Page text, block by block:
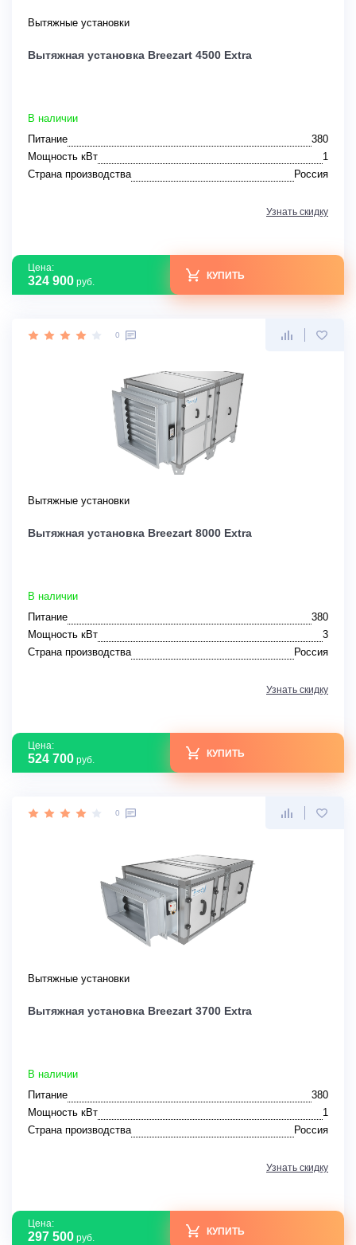
Вытяжные установки
Вытяжная установка Breezart 4500 Extra
В наличии
Питание
380
Мощность кВт
1
Страна производства
Россия
Узнать скидку
Цена:
324 900 руб.
КУПИТЬ
0
Вытяжные установки
Вытяжная установка Breezart 8000 Extra
В наличии
Питание
380
Мощность кВт
3
Страна производства
Россия
Узнать скидку
Цена:
524 700 руб.
КУПИТЬ
0
Вытяжные установки
Вытяжная установка Breezart 3700 Extra
В наличии
Питание
380
Мощность кВт
1
Страна производства
Россия
Узнать скидку
Цена:
297 500 руб.
КУПИТЬ